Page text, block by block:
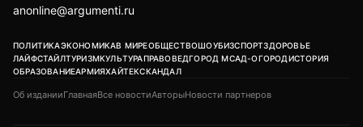
anonline@argumenti.ru
ПОЛИТИКАЭКОНОМИКАВ МИРЕОБЩЕСТВОШОУБИЗСПОРТЗДОРОВЬЕ
ЛАЙФСТАЙЛТУРИЗМКУЛЬТУРАПРАВОВЕДГОРОД МСАД-ОГОРОДИСТОРИЯ
ОБРАЗОВАНИЕАРМИЯХАЙТЕКСКАНДАЛ
Об изданииГлавнаяВсе новостиАвторыНовости партнеров